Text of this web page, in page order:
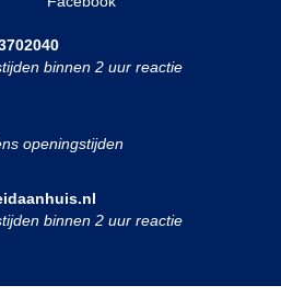
binnen 2 uur reactie
openingstijden
binnen 2 uur reactie